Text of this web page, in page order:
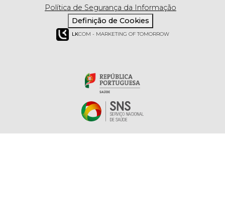
Política de Segurança da Informação
Definição de Cookies
LKCOM - MARKETING OF TOMORROW